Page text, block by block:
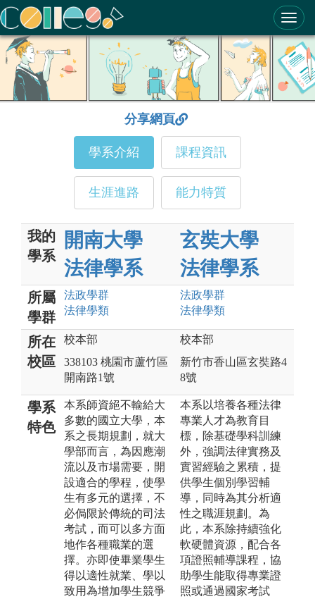
ColleGo! 大學選才與高中育才輔助系統
分享網頁
學系介紹 課程資訊
生涯進路 能力特質
我的
學系
開南大學
法律學系
玄奘大學
法律學系
所屬
學群
法政學群
法律學類
法政學群
法律學類
所在
校區
校本部
338103 桃園市蘆竹區
開南路1號
校本部
新竹市香山區玄奘路4
8號
學系
特色
本系師資絕不輸給大
多數的國立大學，本
系之長期規劃，就大
學部而言，為因應潮
流以及市場需要，開
設適合的學程，使學
生有多元的選擇，不
必侷限於傳統的司法
考試，而可以多方面
地作各種職業的選
擇。亦即使畢業學生
得以適性就業、學以
致用為增加學生競爭
本系以培養各種法律
專業人才為教育目
標，除基礎學科訓練
外，強調法律實務及
實習經驗之累積，提
供學生個別學習輔
導，同時為其分析適
性之職涯規劃。為
此，本系除持續強化
軟硬體資源，配合各
項證照輔導課程，協
助學生能取得專業證
照或通過國家考試